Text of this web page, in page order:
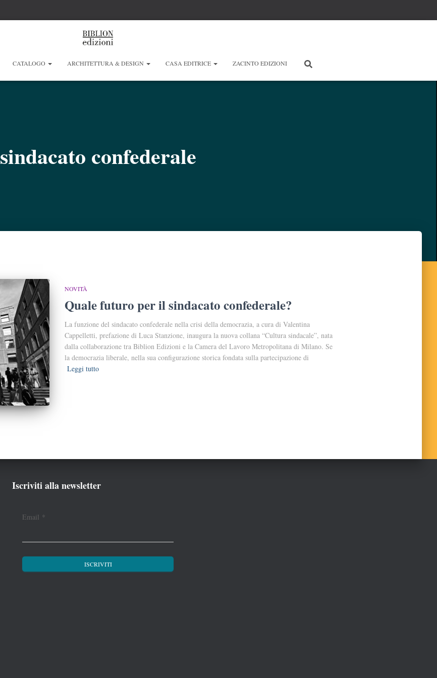
CATALOGO ARCHITETTURA & DESIGN CASA EDITRICE ZACINTO EDIZIONI
sindacato confederale
NOVITÀ
Quale futuro per il sindacato confederale?
La funzione del sindacato confederale nella crisi della democrazia, a cura di Valentina
Cappelletti, prefazione di Luca Stanzione, inaugura la nuova collana “Cultura sindacale”, nata
dalla collaborazione tra Biblion Edizioni e la Camera del Lavoro Metropolitana di Milano. Se
la democrazia liberale, nella sua configurazione storica fondata sulla partecipazione di
Leggi tutto
Iscriviti alla newsletter
Email *